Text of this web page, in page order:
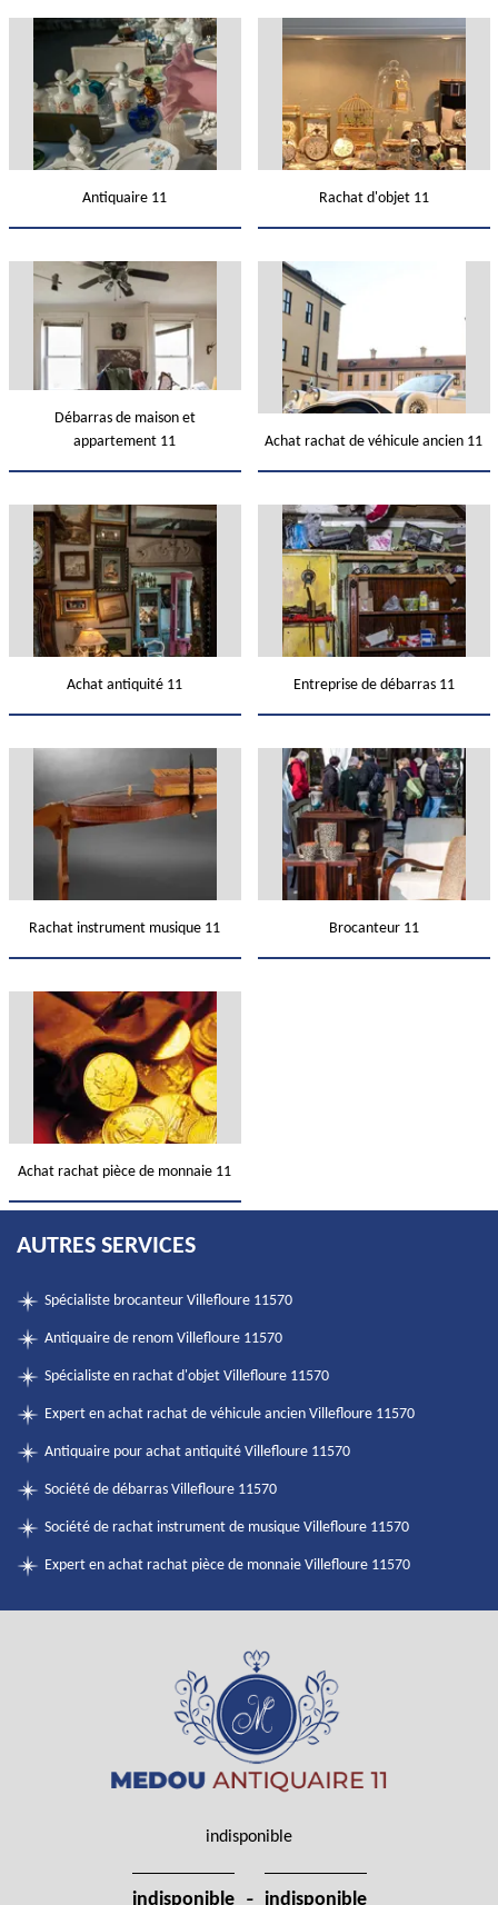
Antiquaire 11 Rachat d'objet 11
Débarras de maison et
appartement 11
Achat rachat de véhicule ancien 11
Achat antiquité 11 Entreprise de débarras 11
Rachat instrument musique 11 Brocanteur 11
Achat rachat pièce de monnaie 11
AUTRES SERVICES
Spécialiste brocanteur Villefloure 11570
Antiquaire de renom Villefloure 11570
Spécialiste en rachat d'objet Villefloure 11570
Expert en achat rachat de véhicule ancien Villefloure 11570
Antiquaire pour achat antiquité Villefloure 11570
Société de débarras Villefloure 11570
Société de rachat instrument de musique Villefloure 11570
Expert en achat rachat pièce de monnaie Villefloure 11570
indisponible
indisponible indisponible